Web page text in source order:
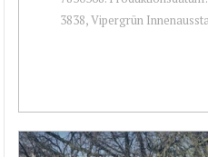
3838, Vipergrün